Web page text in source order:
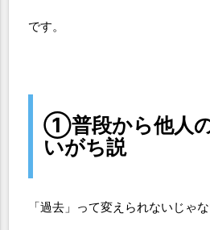
です。
①普段から他人
いがち説
「過去」って変えられないじゃな